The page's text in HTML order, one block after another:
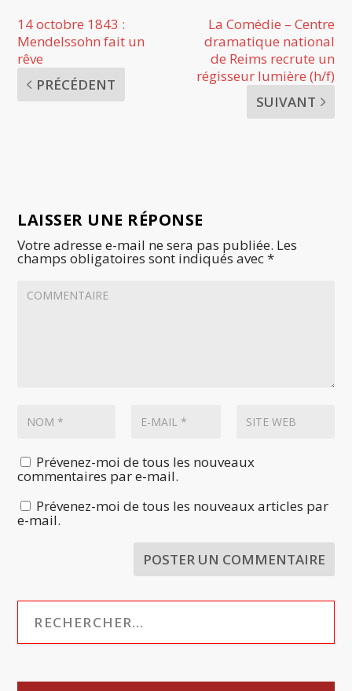
14 octobre 1843 :
Mendelssohn fait un
rêve
PRÉCÉDENT
La Comédie – Centre
dramatique national
de Reims recrute un
régisseur lumière (h/f)
SUIVANT
LAISSER UNE RÉPONSE
Votre adresse e-mail ne sera pas publiée. Les
champs obligatoires sont indiqués avec*
Prévenez-moi de tous les nouveaux
commentaires par e-mail.
Prévenez-moi de tous les nouveaux articles par
e-mail.